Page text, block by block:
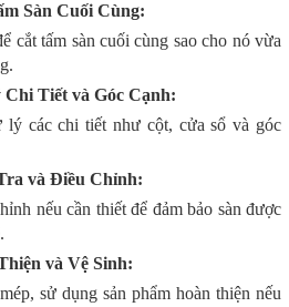
Sàn Cuối Cùng:
cắt tấm sàn cuối cùng sao cho nó vừa
Tiết và Góc Cạnh:
lý các chi tiết như cột, cửa sổ và góc
và Điều Chỉnh:
nếu cần thiết để đảm bảo sàn được
và Vệ Sinh:
sử dụng sản phẩm hoàn thiện nếu